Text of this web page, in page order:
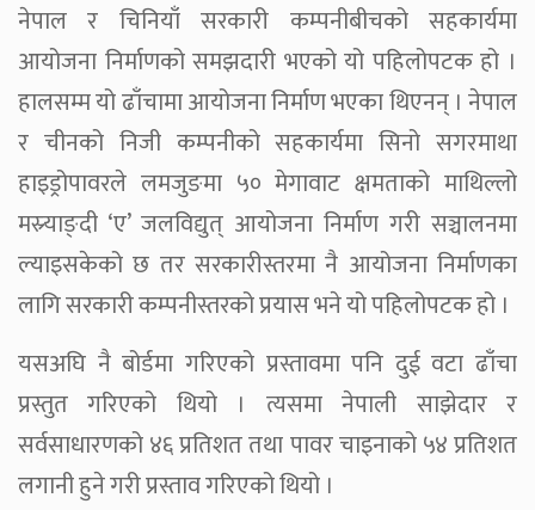
नेपाल र चिनियाँ सरकारी कम्पनीबीचको सहकार्यमा
आयोजना निर्माणको समझदारी भएको यो पहिलोपटक हो ।
हालसम्म यो ढाँचामा आयोजना निर्माण भएका थिएनन् । नेपाल
र चीनको निजी कम्पनीको सहकार्यमा सिनो सगरमाथा
हाइड्रोपावरले लमजुङमा ५० मेगावाट क्षमताको माथिल्लो
मस्र्याङ्दी ‘ए’ जलविद्युत् आयोजना निर्माण गरी सञ्चालनमा
ल्याइसकेको छ तर सरकारीस्तरमा नै आयोजना निर्माणका
लागि सरकारी कम्पनीस्तरको प्रयास भने यो पहिलोपटक हो ।
यसअघि नै बोर्डमा गरिएको प्रस्तावमा पनि दुई वटा ढाँचा
प्रस्तुत गरिएको थियो । त्यसमा नेपाली साझेदार र
सर्वसाधारणको ४६ प्रतिशत तथा पावर चाइनाको ५४ प्रतिशत
लगानी हुने गरी प्रस्ताव गरिएको थियो ।